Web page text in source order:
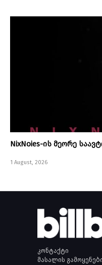
NixNoies-ის მეორე
1 August, 2026
კონტაქტი
მასალის